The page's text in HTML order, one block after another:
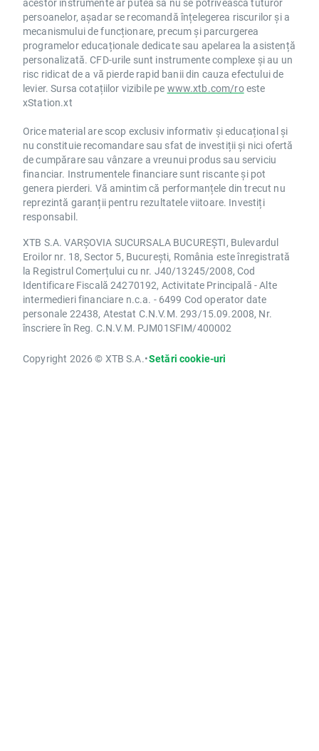
persoanelor, așadar se recomandă înțelegerea riscurilor și a
mecanismului de funcționare, precum și parcurgerea
programelor educaționale dedicate sau apelarea la asistență
personalizată. CFD-urile sunt instrumente complexe și au un
risc ridicat de a vă pierde rapid banii din cauza efectului de
levier. Sursa cotațiilor vizibile pe www.xtb.com/roeste
xStation.xt
Orice material are scop exclusiv informativ și educațional și
nu constituie recomandare sau sfat de investiții și nici ofertă
de cumpărare sau vânzare a vreunui produs sau serviciu
financiar. Instrumentele financiare sunt riscante și pot
genera pierderi. Vă amintim că performanțele din trecut nu
reprezintă garanții pentru rezultatele viitoare. Investiți
responsabil.
XTB S.A. VARȘOVIA SUCURSALA BUCUREȘTI, Bulevardul
Eroilor nr. 18, Sector 5, București, România este înregistrată
la Registrul Comerțului cu nr. J40/13245/2008, Cod
Identificare Fiscală 24270192, Activitate Principală - Alte
intermedieri financiare n.c.a. - 6499 Cod operator date
personale 22438, Atestat C.N.V.M. 293/15.09.2008, Nr.
înscriere în Reg. C.N.V.M. PJM01SFIM/400002
Copyright 2026 © XTB S.A.•Setări cookie-uri